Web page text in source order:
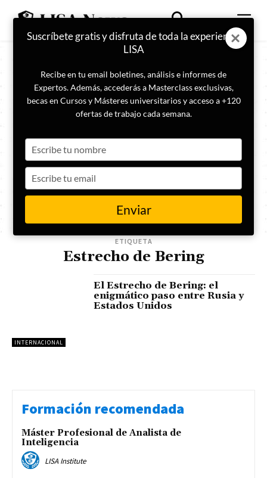
ETIQUETA
Estrecho de Bering
INTERNACIONAL
El Estrecho de Bering: el
enigmático paso entre Rusia y
Estados Unidos
Formación recomendada
Máster Profesional de Analista de
Inteligencia
LISA Institute
Suscríbete gratis y disfruta de toda la experiencia
LISA
Recibe en tu email boletines, análisis e informes de
Expertos. Además, accederás a Masterclass exclusivas,
becas en Cursos y Másteres universitarios y acceso a +120
ofertas de trabajo cada semana.
your
name
your
email
Enviar